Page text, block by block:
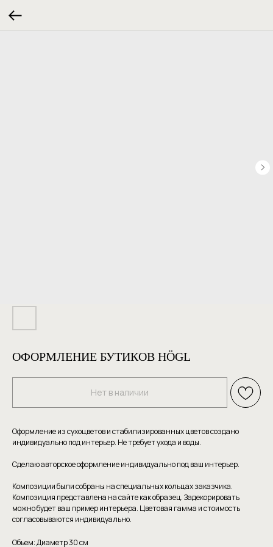
ОФОРМЛЕНИЕ БУТИКОВ HÖGL
Нет в наличии
Оформление из сухоцветов и стабилизированных цветов создано
индивидуально под интерьер. Не требует ухода и воды.
Сделаю авторское оформление индивидуально под ваш интерьер.
Композиции были собраны на специальных кольцах заказчика.
Композиция представлена на сайте как образец. Задекорировать
можно будет ваш пример интерьера. Цветовая гамма и стоимость
согласовываются индивидуально.
Объем: Диаметр 30 см